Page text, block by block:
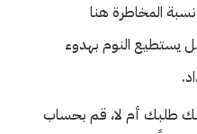
المخاطرة هنا
يستطيع النوم بهدوء
طلبك أم لا، قم بحساب